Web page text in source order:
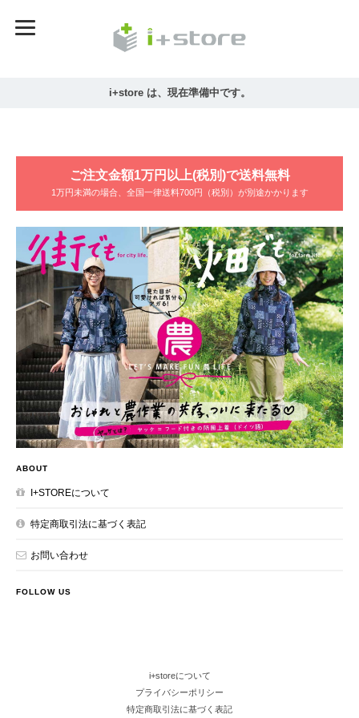
i+store は、現在準備中です。
ご注文金額1万円以上(税別)で送料無料
1万円未満の場合、全国一律送料700円（税別）が別途かかります
ABOUT
I+STOREについて
特定商取引法に基づく表記
お問い合わせ
FOLLOW US
i+storeについて
プライバシーポリシー
特定商取引法に基づく表記